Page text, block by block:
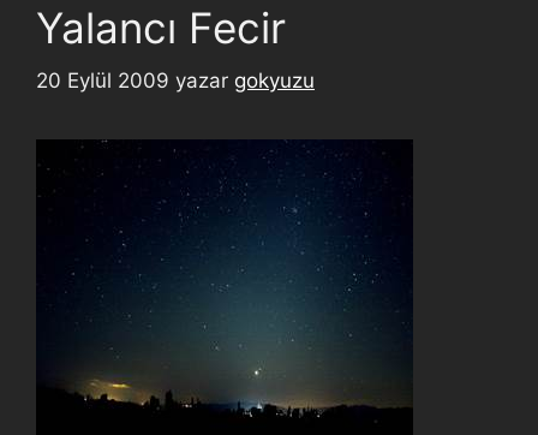
Yalancı Fecir
20 Eylül 2009 yazar gokyuzu